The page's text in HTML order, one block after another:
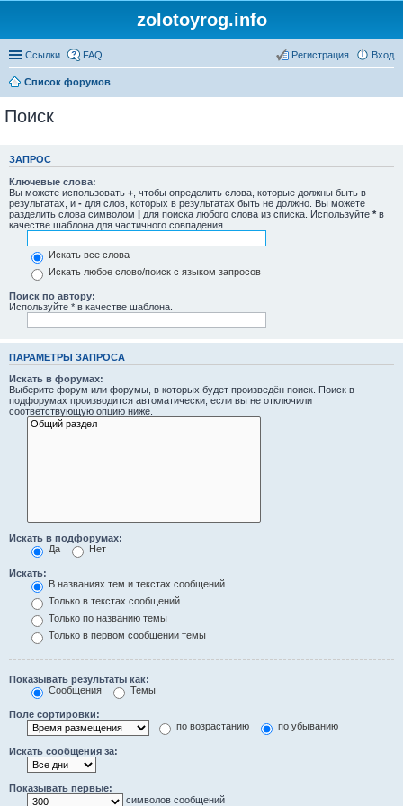
zolotoyrog.info
Ссылки FAQ Вход
Регистрация
Список форумов
Поиск
ЗАПРОС
Ключевые слова:
Вы можете использовать + , чтобы определить слова, которые должны быть в
результатах, и - для слов, которых в результатах быть не должно. Вы можете
разделить слова символом | для поиска любого слова из списка. Используйте * в
качестве шаблона для частичного совпадения.
Искать все слова
Искать любое слово/поиск с языком запросов
Поиск по автору:
Используйте * в качестве шаблона.
ПАРАМЕТРЫ ЗАПРОСА
Искать в форумах:
Выберите форум или форумы, в которых будет произведён поиск. Поиск в
подфорумах производится автоматически, если вы не отключили
соответствующую опцию ниже.
Искать в подфорумах:
Да
Нет
Искать:
В названиях тем и текстах сообщений
Только в текстах сообщений
Только по названию темы
Только в первом сообщении темы
Показывать результаты как:
Сообщения
Темы
Поле сортировки:
по возрастанию
по убыванию
Искать сообщения за:
Показывать первые:
символов сообщений